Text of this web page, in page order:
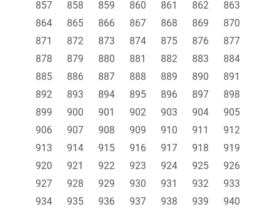
857
858 859 860 861 862
863
864
865 866 867 868 869
870
871
872 873 874 875 876
877
878
879 880 881 882 883
884
885
886 887 888 889 890
891
892
893 894 895 896 897
898
899
900 901 902 903 904
905
906
907 908 909 910 911
912
913
914 915 916 917 918
919
920
921 922 923 924 925
926
927
928 929 930 931 932
933
934
935 936 937 938 939
940